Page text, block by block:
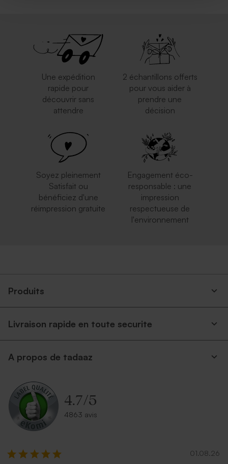
Une expédition
rapide pour
découvrir sans
attendre
2 échantillons offerts
pour vous aider à
prendre une
décision
Soyez pleinement
Satisfait ou
bénéficiez d'une
réimpression gratuite
Engagement éco-
responsable : une
impression
respectueuse de
l'environnement
Produits
Livraison rapide en toute securite
A propos de tadaaz
4.7/5
4863 avis
01.08.26